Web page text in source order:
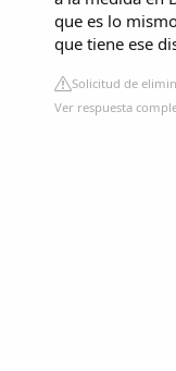
que es lo
que tiene ese
Solicitud de
Ver respuesta